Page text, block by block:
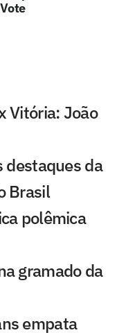
Vitória: João
destaques da
Brasil
polêmica
gramado da
empata